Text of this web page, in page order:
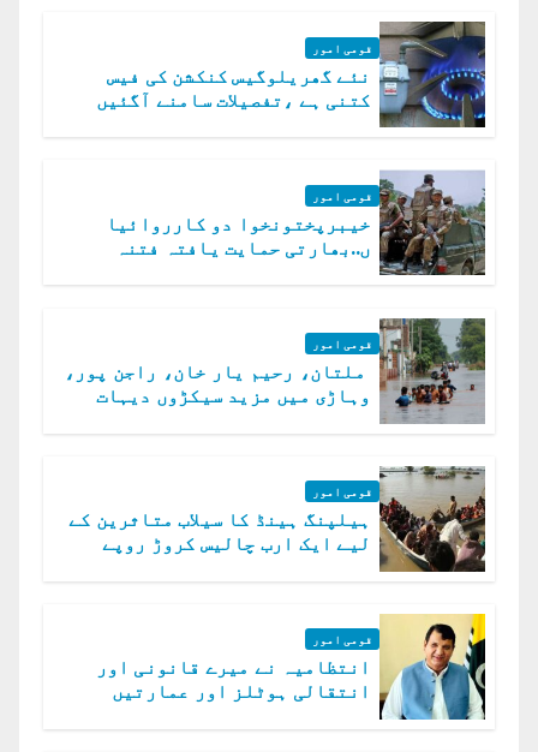
قومی امور
نئے گھریلوگیس کنکشن کی فیس
کتنی ہے ،تفصیلات سامنے آگئیں
قومی امور
خیبرپختونخوا دو کارروائیا
ں..بھارتی حمایت یافتہ فتنہ
قومی امور
ملتان، رحیم یار خان، راجن پور،
وہاڑی میں مزید سیکڑوں دیہات
قومی امور
ہیلپنگ ہینڈ کا سیلاب متاثرین کے
لیے ایک ارب چالیس کروڑ روپے
قومی امور
انتظامیہ نے میرے قانونی اور
انتقالی ہوٹلز اور عمارتیں